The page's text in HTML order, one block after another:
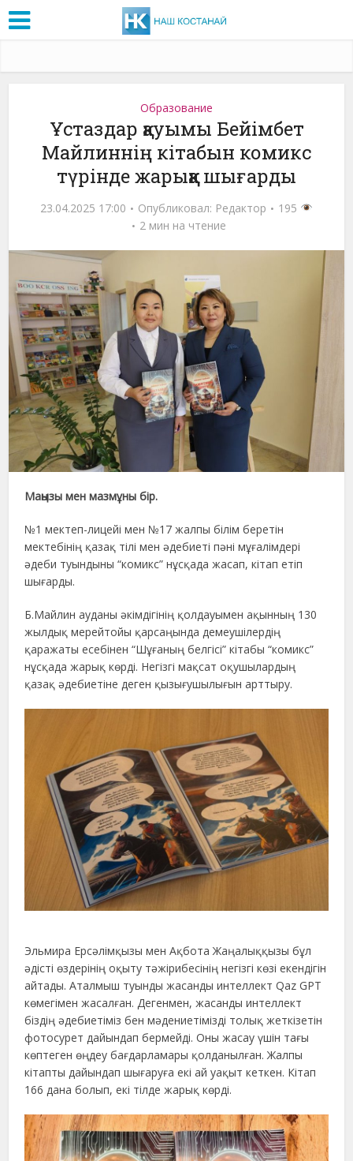
Образование
Ұстаздар қауымы Бейімбет
Майлиннің кітабын комикс
түрінде жарыққа шығарды
23.04.2025 17:00 Опубликовал: Редактор
195
2 мин на чтение
Маңызы мен мазмұны бір.
№1 мектеп-лицейі мен №17 жалпы білім беретін
мектебінің қазақ тілі мен әдебиеті пәні мұғалімдері
әдеби туындыны “комикс” нұсқада жасап, кітап етіп
шығарды.
Б.Майлин ауданы әкімдігінің қолдауымен ақынның 130
жылдық мерейтойы қарсаңында демеушілердің
қаражаты есебінен “Шұғаның белгісі” кітабы “комикс”
нұсқада жарық көрді. Негізгі мақсат оқушылардың
қазақ әдебиетіне деген қызығушылығын арттыру.
Эльмира Ерсәлімқызы мен Ақбота Жаңалыққызы бұл
әдісті өздерінің оқыту тәжірибесінің негізгі көзі екендігін
айтады. Аталмыш туынды жасанды интеллект Qaz GPT
көмегімен жасалған. Дегенмен, жасанды интеллект
біздің әдебиетіміз бен мәдениетімізді толық жеткізетін
фотосурет дайындап бермейді. Оны жасау үшін тағы
көптеген өңдеу бағдарламары қолданылған. Жалпы
кітапты дайындап шығаруға екі ай уақыт кеткен. Кітап
166 дана болып, екі тілде жарық көрді.